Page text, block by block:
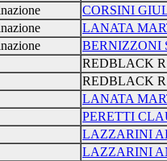
CORSINI
LANATA
BERNIZZONI
REDBLACK
REDBLACK
LANATA
PERETTI
LAZZARINI
LAZZARINI